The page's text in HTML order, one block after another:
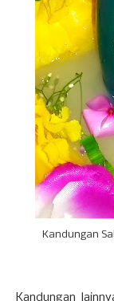
Kandungan
Kandungan